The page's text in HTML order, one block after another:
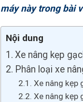
máy này trong bài
Nội dung
Xe nâng kẹp
Phân loại xe
Xe nâng kẹp
Xe nâng kẹp